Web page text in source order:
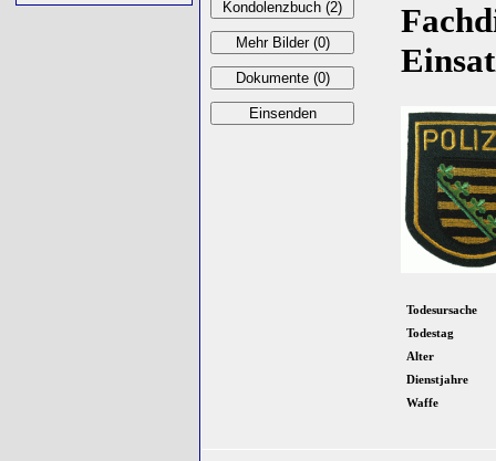
Todesursache
Todestag
Alter
Dienstjahre
Waffe